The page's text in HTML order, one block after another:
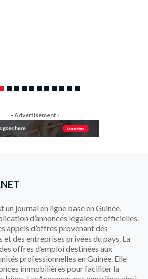
- Advertisement -
un journal en ligne basé en Guinée,
d’annonces légales et officielles.
appels d’offres provenant des
des entreprises privées du pays. La
offres d’emploi destinées aux
professionnelles en Guinée. Elle
immobilières pour faciliter la